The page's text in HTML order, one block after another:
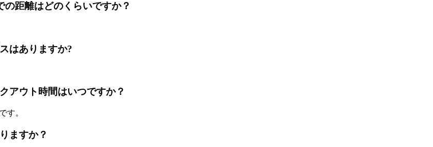
距離はどのくらいですか？
はありますか?
アウト時間はいつですか？
す。
ますか？